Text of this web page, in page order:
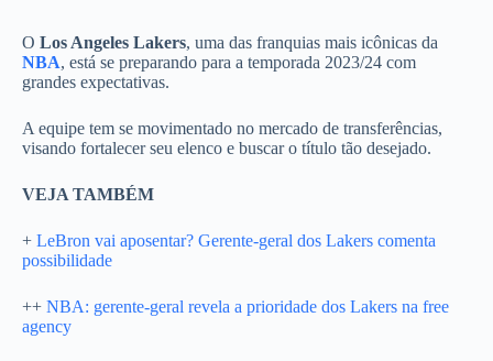
O Los Angeles Lakers, uma das franquias mais icônicas da
NBA, está se preparando para a temporada 2023/24 com
grandes expectativas.
A equipe tem se movimentado no mercado de transferências,
visando fortalecer seu elenco e buscar o título tão desejado.
VEJA TAMBÉM
+ LeBron vai aposentar? Gerente-geral dos Lakers comenta
possibilidade
++ NBA: gerente-geral revela a prioridade dos Lakers na free
agency